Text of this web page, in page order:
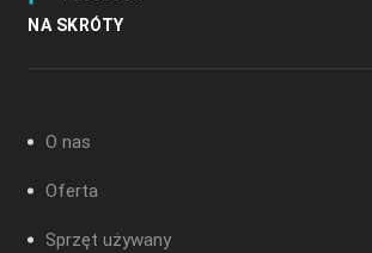
NA SKRÓTY
O nas
Oferta
Sprzęt używany